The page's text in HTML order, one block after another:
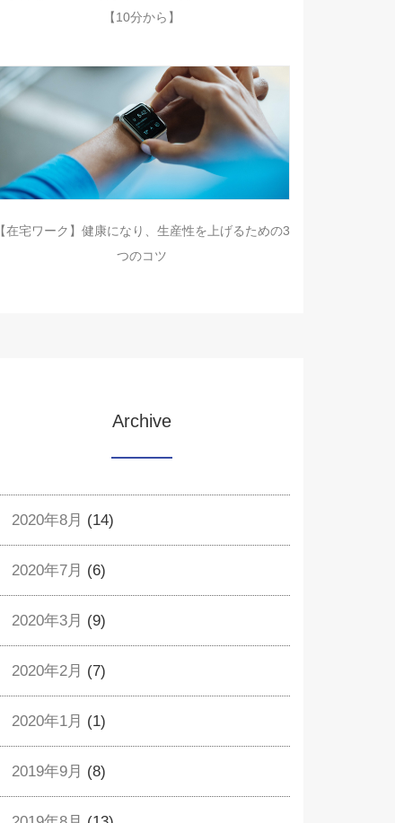
【10分から】
【在宅ワーク】健康になり、生産性を上げるための3
つのコツ
Archive
2020年8月 (14)
2020年7月 (6)
2020年3月 (9)
2020年2月 (7)
2020年1月 (1)
2019年9月 (8)